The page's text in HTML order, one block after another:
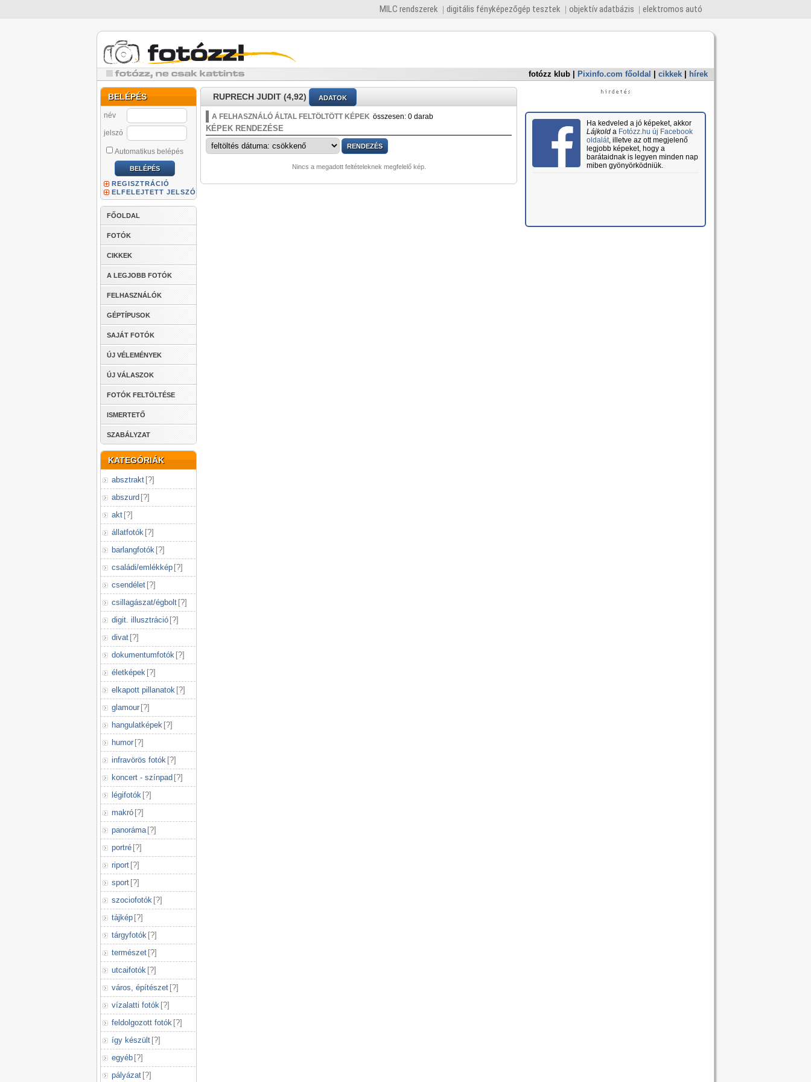
MILC rendszerek digitális fényképezőgép tesztek objektív adatbázis elektromos autó
fotózz klub Pixinfo.com főoldal cikkek hírek
BELÉPÉS
név
jelszó
Automatikus belépés
REGISZTRÁCIÓ
ELFELEJTETT JELSZÓ
FŐOLDAL
FOTÓK
CIKKEK
A LEGJOBB FOTÓK
FELHASZNÁLÓK
GÉPTÍPUSOK
SAJÁT FOTÓK
ÚJ VÉLEMÉNYEK
ÚJ VÁLASZOK
FOTÓK FELTÖLTÉSE
ISMERTETŐ
SZABÁLYZAT
KATEGÓRIÁK
absztrakt [?]
abszurd [?]
akt [?]
állatfotók [?]
barlangfotók [?]
családi/emlékkép [?]
csendélet [?]
csillagászat/égbolt [?]
digit. illusztráció [?]
divat [?]
dokumentumfotók [?]
életképek [?]
elkapott pillanatok [?]
glamour [?]
hangulatképek [?]
humor [?]
infravörös fotók [?]
koncert - színpad [?]
légifotók [?]
makró [?]
panoráma [?]
portré [?]
riport [?]
sport [?]
szociofotók [?]
tájkép [?]
tárgyfotók [?]
természet [?]
utcaifotók [?]
város, építészet [?]
vízalatti fotók [?]
feldolgozott fotók [?]
így készült [?]
egyéb [?]
pályázat [?]
RUPRECH JUDIT (4,92) ADATOK
A FELHASZNÁLÓ ÁLTAL FELTÖLTÖTT KÉPEK összesen: 0 darab
KÉPEK RENDEZÉSE
Nincs a megadott feltételeknek megfelelő kép.
Ha kedveled a jó képeket, akkor
Lájkolda Fotózz.hu új Facebook
oldalát, illetve az ott megjelenő
legjobb képeket, hogy a
barátaidnak is legyen minden nap
miben gyönyörködniük.